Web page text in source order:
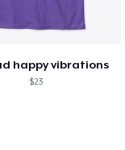
happy vibrations
$23